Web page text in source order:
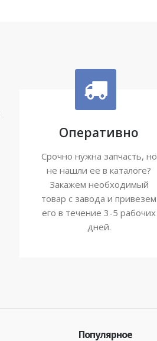
Оперативно
Срочно нужна запчасть, но
не нашли ее в каталоге?
Закажем необходимый
товар с завода и привезем
его в течение 3-5 рабочих
дней.
Популярное